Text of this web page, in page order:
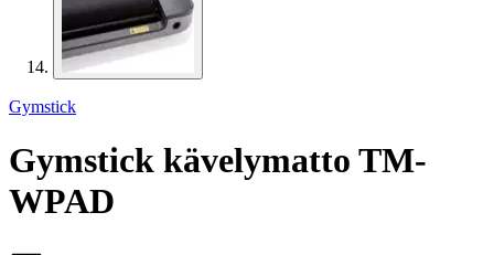
Gymstick
Gymstick kävelymatto TM-
WPAD